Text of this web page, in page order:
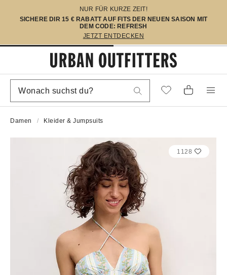
NUR FÜR KURZE ZEIT!
SICHERE DIR 15 € RABATT AUF FITS DER NEUEN SAISON MIT
DEM CODE: REFRESH
JETZT ENTDECKEN
Damen Kleider & Jumpsuits
1128